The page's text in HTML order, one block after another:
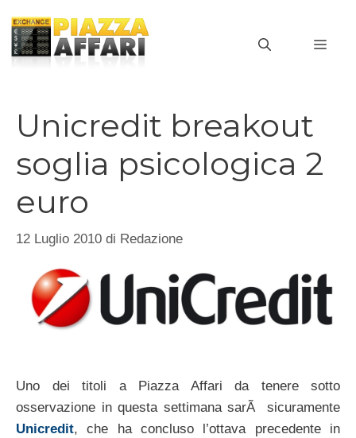
contenuto
Unicredit breakout
soglia psicologica 2
euro
12 Luglio 2010 di Redazione
Uno dei titoli a Piazza Affari da tenere sotto
osservazione in questa settimana sarÃ sicuramente
Unicredit, che ha concluso l’ottava precedente in